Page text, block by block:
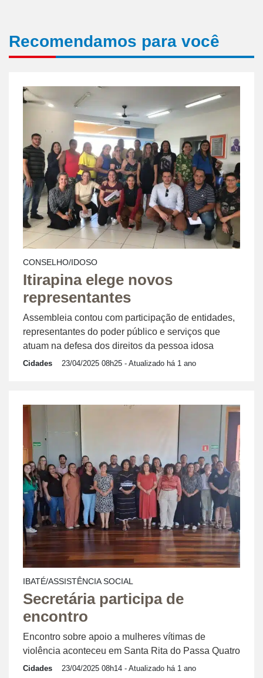
Recomendamos para você
CONSELHO/IDOSO
Itirapina elege novos
representantes
Assembleia contou com participação de entidades,
representantes do poder público e serviços que
atuam na defesa dos direitos da pessoa idosa
Cidades 23/04/2025 08h25 - Atualizado há 1 ano
IBATÉ/ASSISTÊNCIA SOCIAL
Secretária participa de
encontro
Encontro sobre apoio a mulheres vítimas de
violência aconteceu em Santa Rita do Passa Quatro
Cidades 23/04/2025 08h14 - Atualizado há 1 ano